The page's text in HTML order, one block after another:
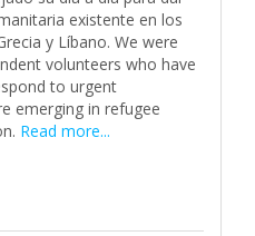
existente en los
y Líbano. We were
volunteers who have
to urgent
emerging in refugee
Read more...